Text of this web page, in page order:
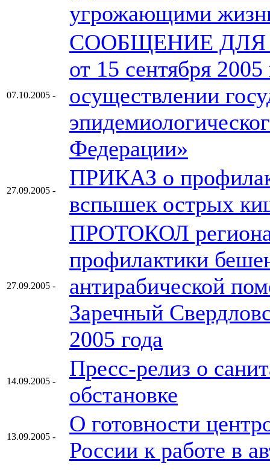
угрожающими
07.10.2005 -
СООБЩЕНИЕ ДЛЯ
от 15 сентября
осуществлении
Федерации»
27.09.2005 -
ПРИКАЗ о
вспышек острых
27.09.2005 -
ПРОТОКОЛ
профилактики
антирабической
Заречный
2005 года
14.09.2005 -
Пресс-релиз о
обстановке
13.09.2005 -
О готовности
России к работе в